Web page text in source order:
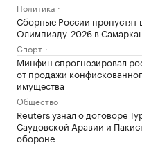
Политика
Сборные России
Олимпиаду-2026 в
Спорт
Минфин спрогнозировал
от продажи
имущества
Общество
Reuters узнал о договоре
Саудовской Аравии и
обороне